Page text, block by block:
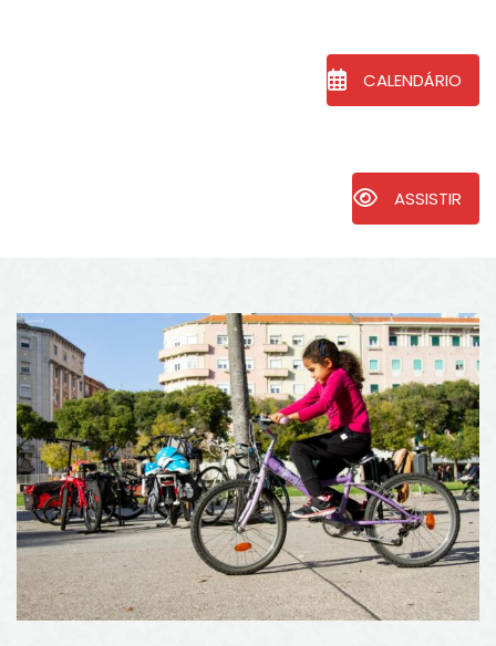
CALENDÁRIO
ASSISTIR